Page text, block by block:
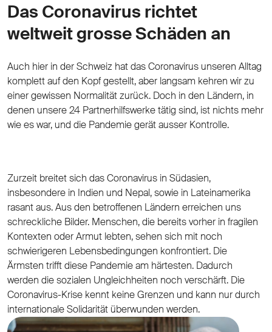
Das Coronavirus richtet
weltweit grosse Schäden an
Auch hier in der Schweiz hat das Coronavirus unseren Alltag
komplett auf den Kopf gestellt, aber langsam kehren wir zu
einer gewissen Normalität zurück. Doch in den Ländern, in
denen unsere 24 Partnerhilfswerke tätig sind, ist nichts mehr
wie es war, und die Pandemie gerät ausser Kontrolle.
Zurzeit breitet sich das Coronavirus in Südasien,
insbesondere in Indien und Nepal, sowie in Lateinamerika
rasant aus. Aus den betroffenen Ländern erreichen uns
schreckliche Bilder. Menschen, die bereits vorher in fragilen
Kontexten oder Armut lebten, sehen sich mit noch
schwierigeren Lebensbedingungen konfrontiert. Die
Ärmsten trifft diese Pandemie am härtesten. Dadurch
werden die sozialen Ungleichheiten noch verschärft. Die
Coronavirus-Krise kennt keine Grenzen und kann nur durch
internationale Solidarität überwunden werden.